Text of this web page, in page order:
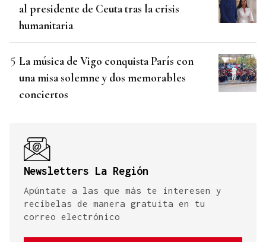
al presidente de Ceuta tras la crisis
humanitaria
La música de Vigo conquista París con
una misa solemne y dos memorables
conciertos
Newsletters La Región
Apúntate a las que más te interesen y
recíbelas de manera gratuita en tu
correo electrónico